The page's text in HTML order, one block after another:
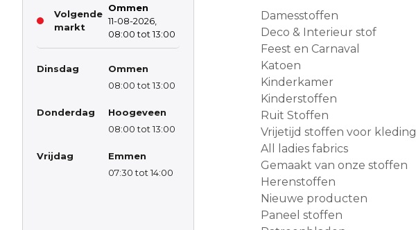
Volgende
markt
Ommen
11-08-2026,
08:00 tot 13:00
Dinsdag
Ommen
08:00 tot 13:00
Donderdag
Hoogeveen
08:00 tot 13:00
Vrijdag
Emmen
07:30 tot 14:00
Damesstoffen
Deco & Interieur stof
Feest en Carnaval
Katoen
Kinderkamer
Kinderstoffen
Ruit Stoffen
Vrijetijd stoffen voor kleding
All ladies fabrics
Gemaakt van onze stoffen
Herenstoffen
Nieuwe producten
Paneel stoffen